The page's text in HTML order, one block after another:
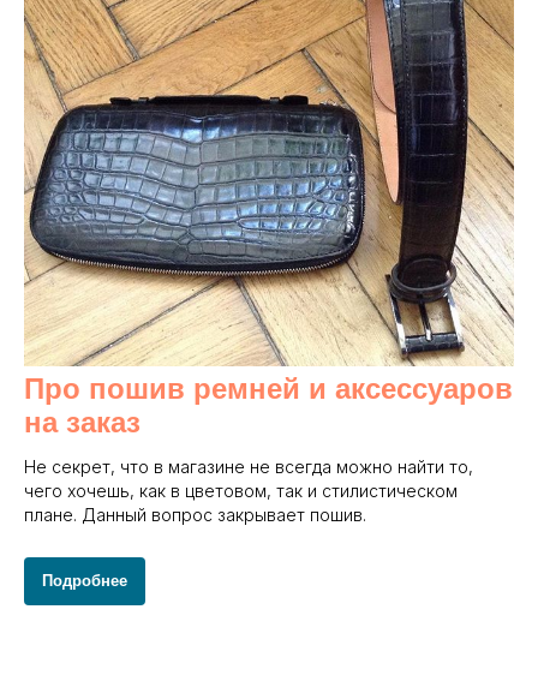
Про пошив ремней и аксессуаров
на заказ
Не секрет, что в магазине не всегда можно найти то,
чего хочешь, как в цветовом, так и стилистическом
плане. Данный вопрос закрывает пошив.
Подробнее